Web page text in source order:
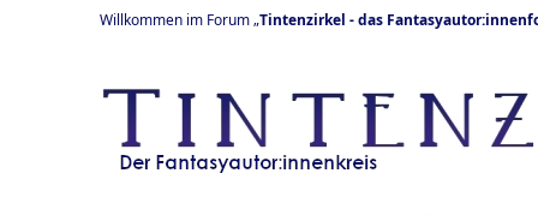
Willkommen im Forum „Tintenzirkel - das